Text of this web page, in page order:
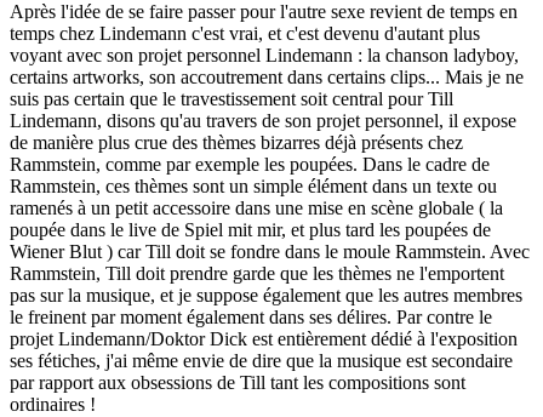
Après l'idée de se faire passer pour l'autre sexe revient de temps en
temps chez Lindemann c'est vrai, et c'est devenu d'autant plus
voyant avec son projet personnel Lindemann : la chanson ladyboy,
certains artworks, son accoutrement dans certains clips... Mais je ne
suis pas certain que le travestissement soit central pour Till
Lindemann, disons qu'au travers de son projet personnel, il expose
de manière plus crue des thèmes bizarres déjà présents chez
Rammstein, comme par exemple les poupées. Dans le cadre de
Rammstein, ces thèmes sont un simple élément dans un texte ou
ramenés à un petit accessoire dans une mise en scène globale ( la
poupée dans le live de Spiel mit mir, et plus tard les poupées de
Wiener Blut ) car Till doit se fondre dans le moule Rammstein. Avec
Rammstein, Till doit prendre garde que les thèmes ne l'emportent
pas sur la musique, et je suppose également que les autres membres
le freinent par moment également dans ses délires. Par contre le
projet Lindemann/Doktor Dick est entièrement dédié à l'exposition
ses fétiches, j'ai même envie de dire que la musique est secondaire
par rapport aux obsessions de Till tant les compositions sont
ordinaires !